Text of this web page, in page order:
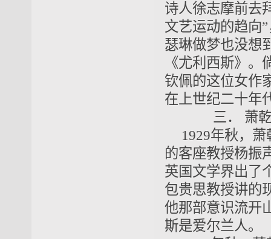
诗人徐志摩前去
文艺运动的趋向
瑟琳做梦也没想
《尤利西斯》
钦佩的这位女作
在上世纪二十年
三． 萧
1929年秋，
的客座教授杨振
英国文学界出了
包贵思教授讲的
他那部意识流开
斯是爱尔兰人。